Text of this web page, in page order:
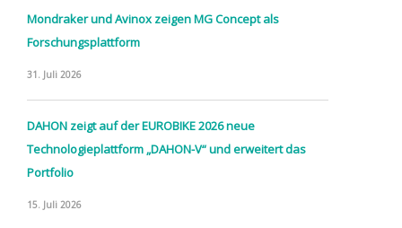
Mondraker und Avinox zeigen MG Concept als
Forschungsplattform
31. Juli 2026
DAHON zeigt auf der EUROBIKE 2026 neue
Technologieplattform „DAHON-V“ und erweitert das
Portfolio
15. Juli 2026